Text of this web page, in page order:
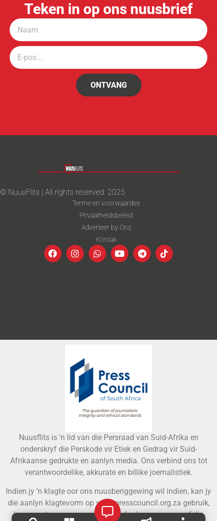
Teken in op ons nuusbrief
ONTVANG
© NuusFlits | All rights reserved. 2025
Terme en voorwaardes
Privaatheidsbeleid
Adverteer by Ons
Kontak
Nuusflits is ’n lid van die Persraad van Suid-Afrika en
onderskryf die Perskode vir Etiek en Gedrag vir Suid-
Afrikaanse gedrukte en aanlyn media. Ons verbind ons tot
verantwoordelike, akkurate en billike joernalistiek.
Indien jy ’n klagte oor ons nuusberiggewing wil indien, kan jy
die aanlyn klagtevorm op www.presscouncil.org.za gebruik,
’n e-pos stuur aanenquiries@ombudsman.org.za, of die